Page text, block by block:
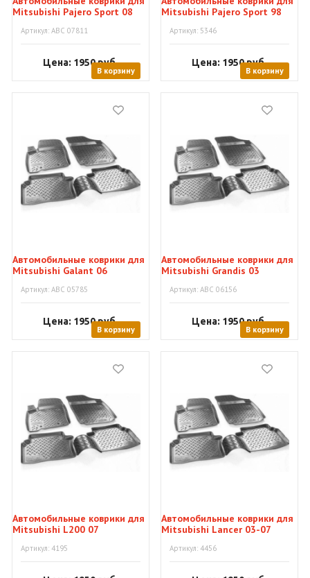
Mitsubishi Pajero Sport 08
Артикул: АВС 07811
Цена: 1950руб.
В корзину
Mitsubishi Pajero Sport 98
Артикул: 5346
Цена: 1950руб.
В корзину
Автомобильные коврики для
Mitsubishi Galant 06
Артикул: АВС 05785
Цена: 1950руб.
В корзину
Автомобильные коврики для
Mitsubishi Grandis 03
Артикул: АВС 06156
Цена: 1950руб.
В корзину
Автомобильные коврики для
Mitsubishi L200 07
Артикул: 4195
Автомобильные коврики для
Mitsubishi Lancer 03-07
Артикул: 4456